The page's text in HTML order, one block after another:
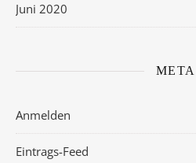
Juni 2020
META
Anmelden
Eintrags-Feed